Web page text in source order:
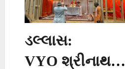
વિક્રમી વેચાણ
થયું
ડલ્લાસ:
VYO શ્રીનાથધા